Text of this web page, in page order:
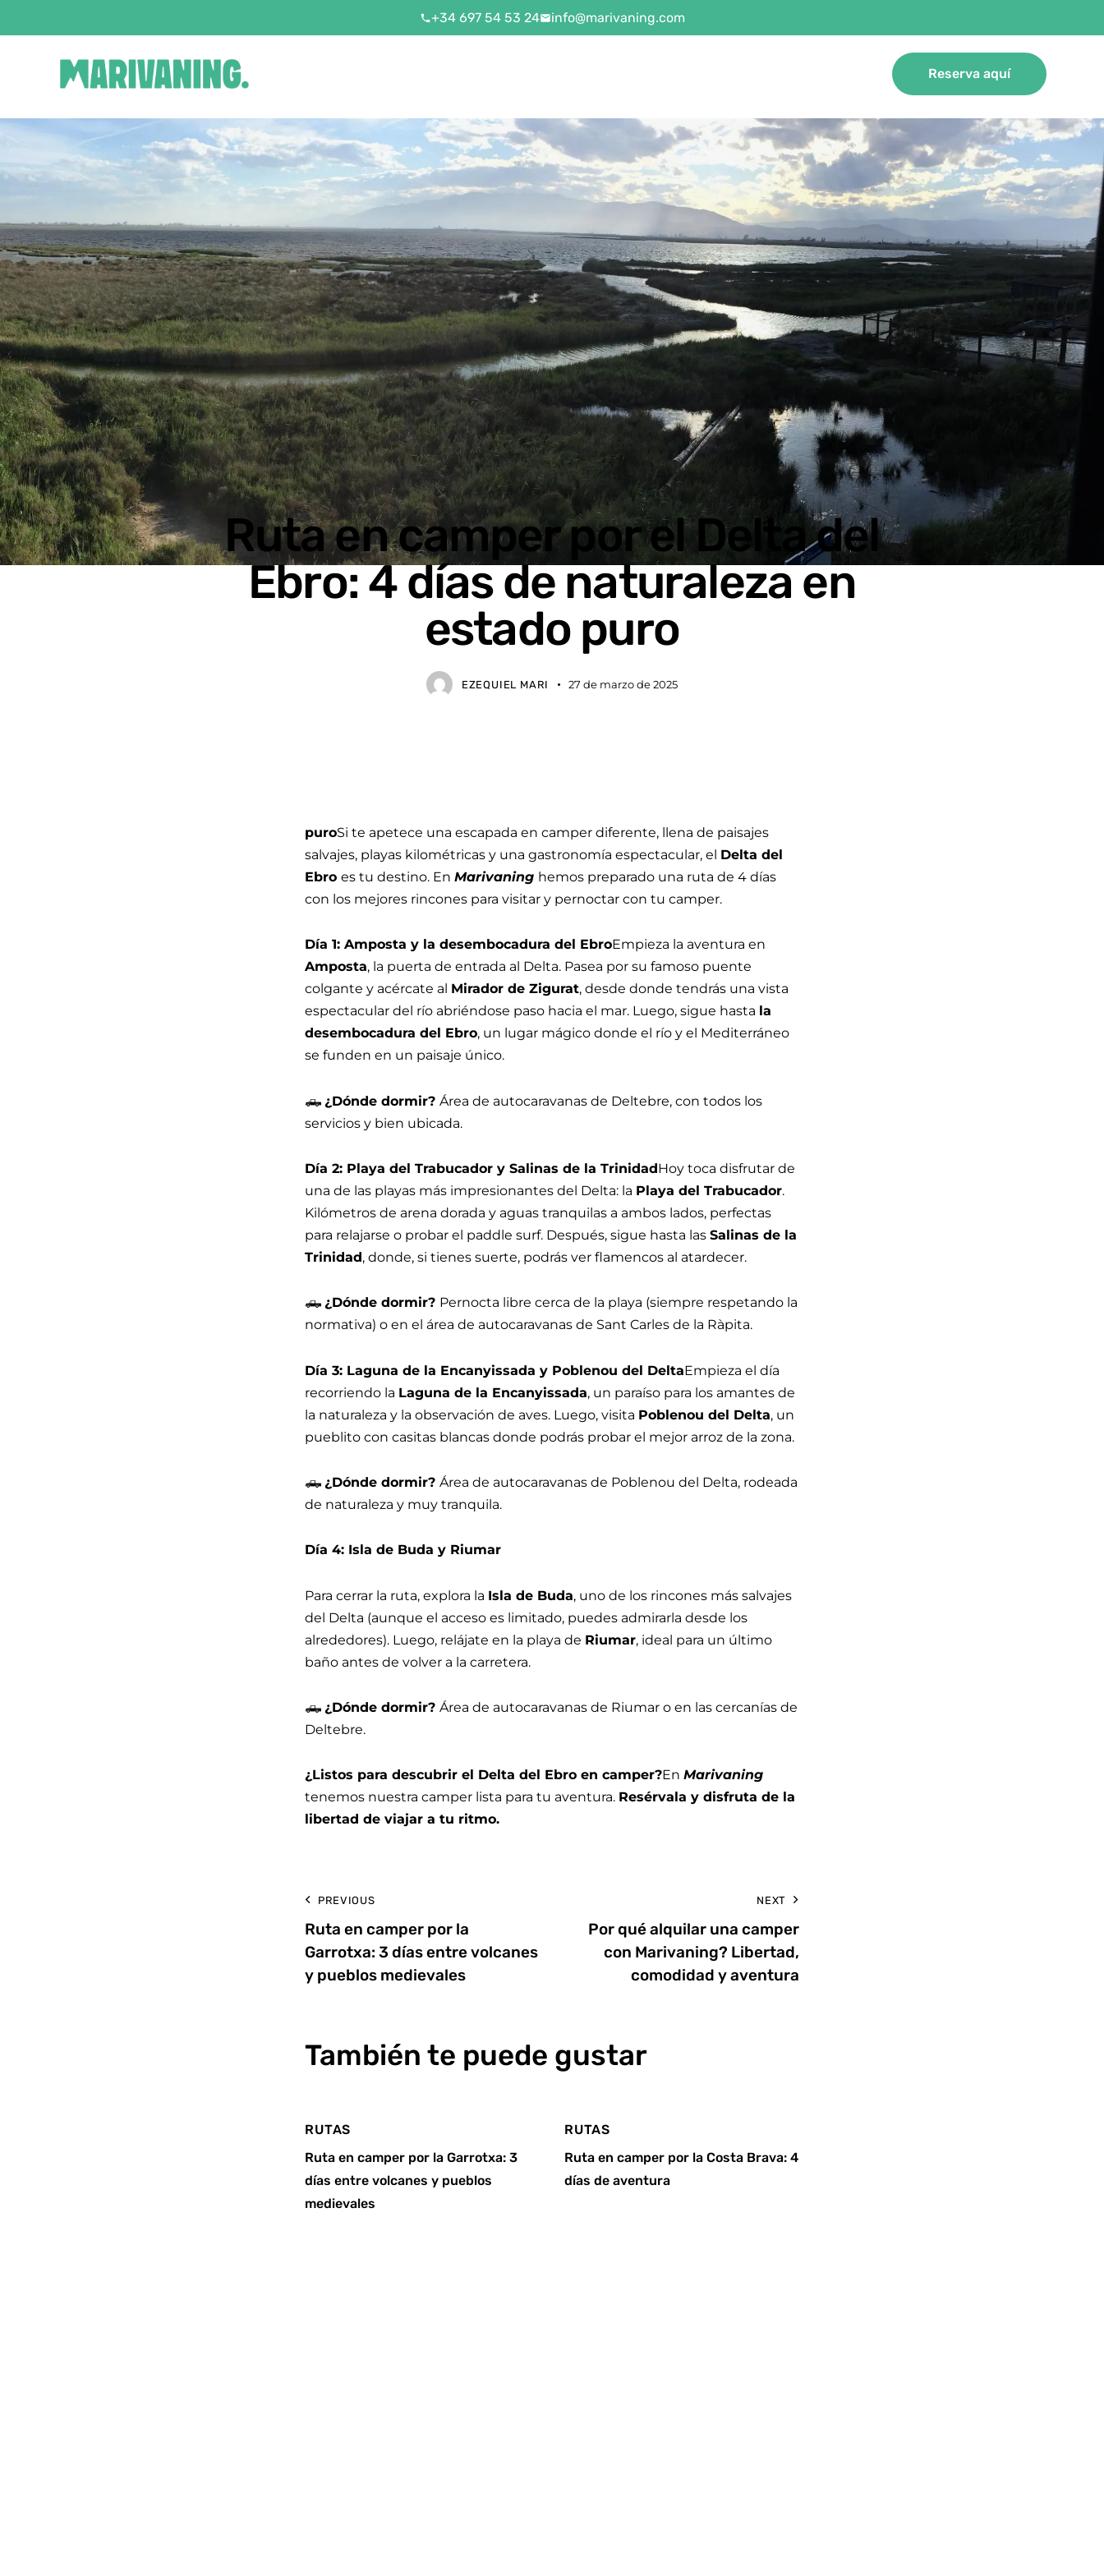
+34 697 54 53 24 info@marivaning.com
Reserva aquí
Ruta en camper por el Delta del
Ebro: 4 días de naturaleza en
estado puro
EZEQUIEL MARI 27 de marzo de 2025
puroSi te apetece una escapada en camper diferente, llena de paisajes
salvajes, playas kilométricas y una gastronomía espectacular, el Delta del
Ebroes tu destino. EnMarivaning hemos preparado una ruta de 4 días
con los mejores rincones para visitar y pernoctar con tu camper.
Día 1: Amposta y la desembocadura del EbroEmpieza la aventura en
Amposta, la puerta de entrada al Delta. Pasea por su famoso puente
colgante y acércate al Mirador de Zigurat, desde donde tendrás una vista
espectacular del río abriéndose paso hacia el mar. Luego, sigue hasta la
desembocadura del Ebro, un lugar mágico donde el río y el Mediterráneo
se funden en un paisaje único.
🛻 ¿Dónde dormir?Área de autocaravanas de Deltebre, con todos los
servicios y bien ubicada.
Día 2: Playa del Trabucador y Salinas de la TrinidadHoy toca disfrutar de
una de las playas más impresionantes del Delta: la Playa del Trabucador.
Kilómetros de arena dorada y aguas tranquilas a ambos lados, perfectas
para relajarse o probar el paddle surf. Después, sigue hasta lasSalinas de la
Trinidad, donde, si tienes suerte, podrás ver flamencos al atardecer.
🛻¿Dónde dormir? Pernocta libre cerca de la playa (siempre respetando la
normativa) o en el área de autocaravanas de Sant Carles de la Ràpita.
Día 3: Laguna de la Encanyissada y Poblenou del DeltaEmpieza el día
recorriendo la Laguna de la Encanyissada, un paraíso para los amantes de
la naturaleza y la observación de aves. Luego, visita Poblenou del Delta, un
pueblito con casitas blancas donde podrás probar el mejor arroz de la zona.
🛻¿Dónde dormir?Área de autocaravanas de Poblenou del Delta, rodeada
de naturaleza y muy tranquila.
Día 4: Isla de Buda y Riumar
Para cerrar la ruta, explora la Isla de Buda, uno de los rincones más salvajes
del Delta (aunque el acceso es limitado, puedes admirarla desde los
alrededores). Luego, relájate en la playa de Riumar, ideal para un último
baño antes de volver a la carretera.
🛻¿Dónde dormir?Área de autocaravanas de Riumar o en las cercanías de
Deltebre.
¿Listos para descubrir el Delta del Ebro en camper?EnMarivaning
tenemos nuestra camper lista para tu aventura. Resérvala y disfruta de la
libertad de viajar a tu ritmo.
PREVIOUS
Ruta en camper por la
Garrotxa: 3 días entre volcanes
y pueblos medievales
NEXT
Por qué alquilar una camper
con Marivaning? Libertad,
comodidad y aventura
También te puede gustar
RUTAS
Ruta en camper por la Garrotxa: 3
días entre volcanes y pueblos
medievales
RUTAS
Ruta en camper por la Costa Brava: 4
días de aventura